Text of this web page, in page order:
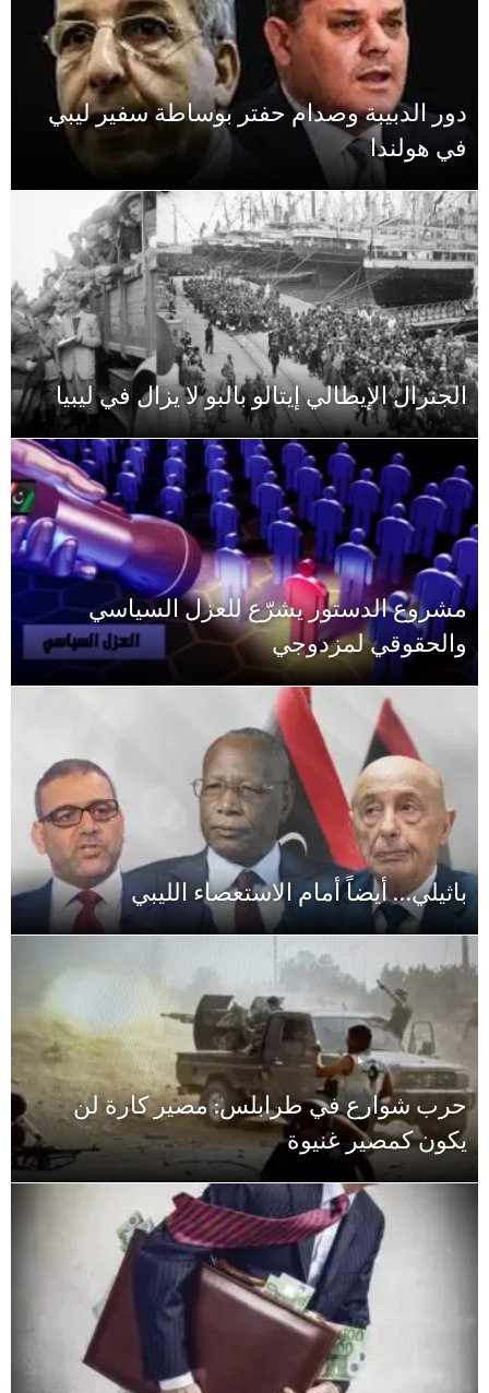
دور الدبيبة وصدام حفتر بوساطة سفير ليبي
في هولندا
الجنرال الإيطالي إيتالو بالبو لا يزال في ليبيا
مشروع الدستور يشرّع للعزل السياسي
والحقوقي لمزدوجي
باثيلي… أيضاً أمام الاستعصاء الليبي
حرب شوارع في طرابلس: مصير كارة لن
يكون كمصير غنيوة